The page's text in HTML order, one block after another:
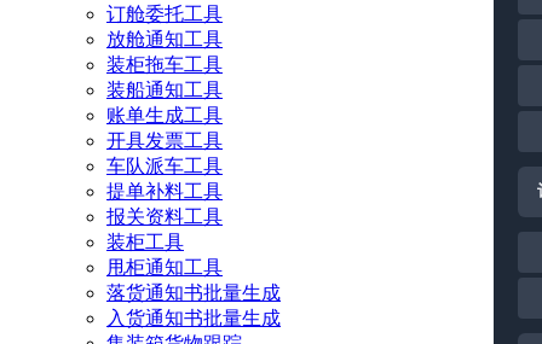
订舱委托工具
放舱通知工具
装柜拖车工具
装船通知工具
账单生成工具
开具发票工具
车队派车工具
提单补料工具
报关资料工具
装柜工具
甩柜通知工具
落货通知书批量生成
入货通知书批量生成